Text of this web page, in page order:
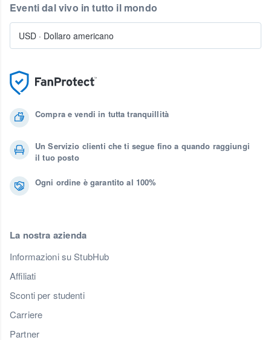
Compra e vendi in tutta tranquillità
Un Servizio clienti che ti segue fino a quando raggiungi
il tuo posto
Ogni ordine è garantito al 100%
La nostra azienda
Informazioni su StubHub
Affiliati
Sconti per studenti
Carriere
Partner
Eventi dal vivo in tutto il mondo
USD · Dollaro americano